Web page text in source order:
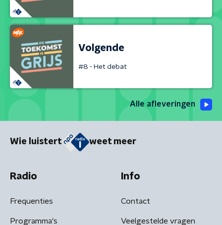
Volgende
#8 - Het debat
Alle afleveringen
Wie luistert weet meer
Radio
Frequenties
Programma's
Info
Contact
Veelgestelde vragen